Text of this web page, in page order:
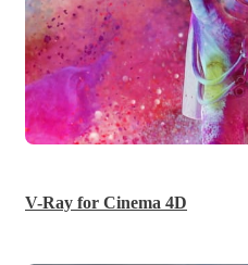
V-Ray for Cinema 4D